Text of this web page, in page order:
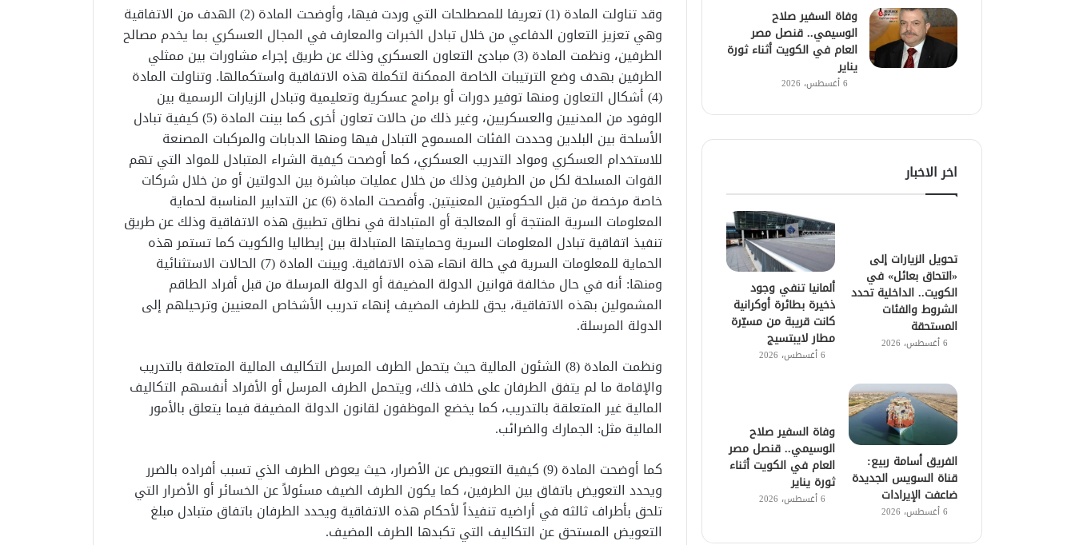
وقد تناولت المادة (1) تعريفا للمصطلحات التي وردت فيها، وأوضحت المادة (2) الهدف من الاتفاقية
وهي تعزيز التعاون الدفاعي من خلال تبادل الخبرات والمعارف في المجال العسكري بما يخدم مصالح
الطرفين، ونظمت المادة (3) مبادئ التعاون العسكري وذلك عن طريق إجراء مشاورات بين ممثلي
الطرفين بهدف وضع الترتيبات الخاصة الممكنة لتكملة هذه الاتفاقية واستكمالها. وتناولت المادة
(4) أشكال التعاون ومنها توفير دورات أو برامج عسكرية وتعليمية وتبادل الزيارات الرسمية بين
الوفود من المدنيين والعسكريين، وغير ذلك من حالات تعاون أخرى كما بينت المادة (5) كيفية تبادل
الأسلحة بين البلدين وحددت الفئات المسموح التبادل فيها ومنها الدبابات والمركبات المصنعة
للاستخدام العسكري ومواد التدريب العسكري، كما أوضحت كيفية الشراء المتبادل للمواد التي تهم
القوات المسلحة لكل من الطرفين وذلك من خلال عمليات مباشرة بين الدولتين أو من خلال شركات
خاصة مرخصة من قبل الحكومتين المعنيتين. وأفصحت المادة (6) عن التدابير المناسبة لحماية
المعلومات السرية المنتجة أو المعالجة أو المتبادلة في نطاق تطبيق هذه الاتفاقية وذلك عن طريق
تنفيذ اتفاقية تبادل المعلومات السرية وحمايتها المتبادلة بين إيطاليا والكويت كما تستمر هذه
الحماية للمعلومات السرية في حالة انهاء هذه الاتفاقية. وبينت المادة (7) الحالات الاستثنائية
ومنها: أنه في حال مخالفة قوانين الدولة المضيفة أو الدولة المرسلة من قبل أفراد الطاقم
المشمولين بهذه الاتفاقية، يحق للطرف المضيف إنهاء تدريب الأشخاص المعنيين وترحيلهم إلى
الدولة المرسلة.
ونظمت المادة (8) الشئون المالية حيث يتحمل الطرف المرسل التكاليف المالية المتعلقة بالتدريب
والإقامة ما لم يتفق الطرفان على خلاف ذلك، ويتحمل الطرف المرسل أو الأفراد أنفسهم التكاليف
المالية غير المتعلقة بالتدريب، كما يخضع الموظفون لقانون الدولة المضيفة فيما يتعلق بالأمور
المالية مثل: الجمارك والضرائب.
كما أوضحت المادة (9) كيفية التعويض عن الأضرار، حيث يعوض الطرف الذي تسبب أفراده بالضرر
ويحدد التعويض باتفاق بين الطرفين، كما يكون الطرف الضيف مسئولاً عن الخسائر أو الأضرار التي
تلحق بأطراف ثالثه في أراضيه تنفيذاً لأحكام هذه الاتفاقية ويحدد الطرفان باتفاق متبادل مبلغ
التعويض المستحق عن التكاليف التي تكبدها الطرف المضيف.
وفاة السفير صلاح
الوسيمي.. قنصل مصر
العام في الكويت أثناء ثورة
يناير
6 أغسطس، 2026
اخر الاخبار
تحويل الزيارات إلى
«التحاق بعائل» في
الكويت.. الداخلية تحدد
الشروط والفئات
المستحقة
6 أغسطس، 2026
ألمانيا تنفي وجود
ذخيرة بطائرة أوكرانية
كانت قريبة من مسيّرة
مطار لايبتسيج
6 أغسطس، 2026
الفريق أسامة ربيع:
قناة السويس الجديدة
ضاعفت الإيرادات
6 أغسطس، 2026
وفاة السفير صلاح
الوسيمي.. قنصل مصر
العام في الكويت أثناء
ثورة يناير
6 أغسطس، 2026